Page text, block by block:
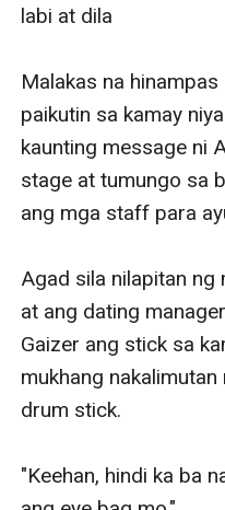
Ni wala itong sinabi
ang sinasabi nito. Hinilig
tuhod.
"Seems like—I don't
labi at dila
Malakas na
paikutin sa kamay
kaunting message ni
stage at tumungo sa
ang mga staff para
Agad sila nilapitan ng
at ang dating
Gaizer ang stick sa
mukhang
drum stick.
"Keehan, hindi ka ba